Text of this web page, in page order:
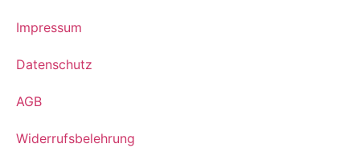
Impressum
Datenschutz
AGB
Widerrufsbelehrung